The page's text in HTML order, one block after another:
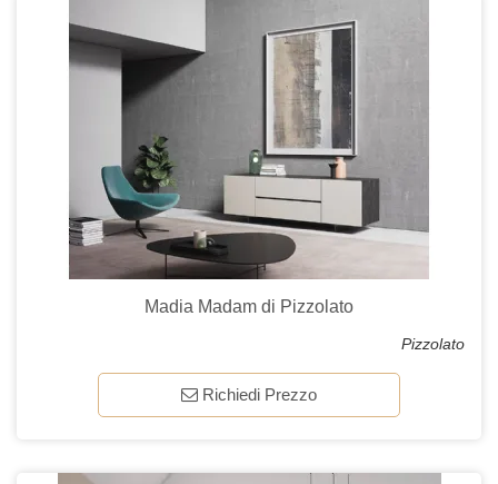
Madia Madam di Pizzolato
Pizzolato
Richiedi Prezzo